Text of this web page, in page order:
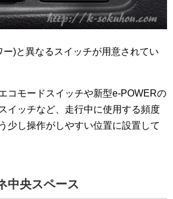
)と異なるスイッチが用意されてい
コモードスイッチや新型e-POWERの
イッチなど、走行中に使用する頻度
少し操作がしやすい位置に設置して
中央スペース